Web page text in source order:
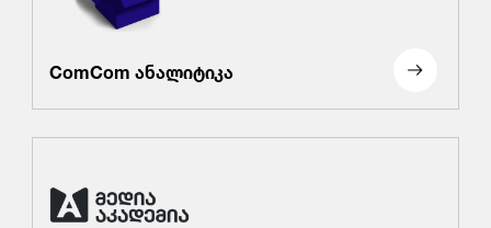
ComCom ანალიტიკა